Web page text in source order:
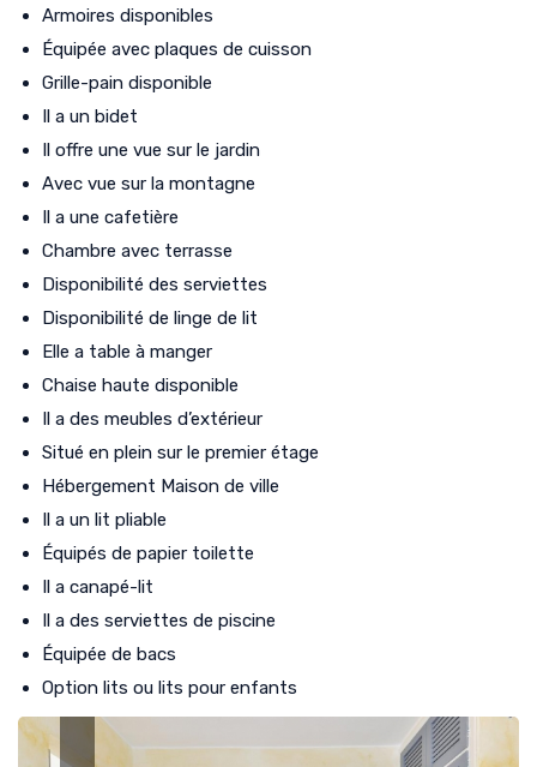
Armoires disponibles
Équipée avec plaques de cuisson
Grille-pain disponible
Il a un bidet
Il offre une vue sur le jardin
Avec vue sur la montagne
Il a une cafetière
Chambre avec terrasse
Disponibilité des serviettes
Disponibilité de linge de lit
Elle a table à manger
Chaise haute disponible
Il a des meubles d’extérieur
Situé en plein sur le premier étage
Hébergement Maison de ville
Il a un lit pliable
Équipés de papier toilette
Il a canapé-lit
Il a des serviettes de piscine
Équipée de bacs
Option lits ou lits pour enfants